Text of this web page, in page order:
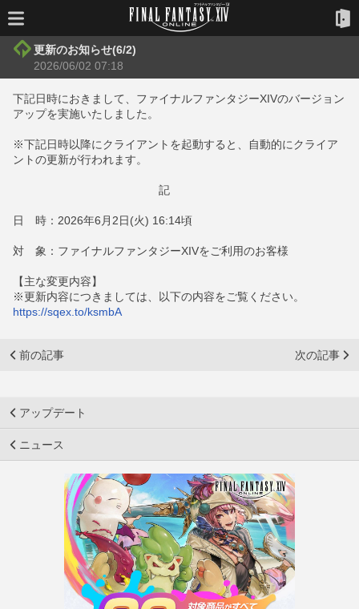
更新のお知らせ(6/2)
2026/06/02 07:18
下記日時におきまして、ファイナルファンタジーXIVのバージョン
アップを実施いたしました。
※下記日時以降にクライアントを起動すると、自動的にクライア
ントの更新が行われます。
記
日 時：2026年6月2日(火) 16:14頃
対 象：ファイナルファンタジーXIVをご利用のお客様
【主な変更内容】
※更新内容につきましては、以下の内容をご覧ください。
https://sqex.to/ksmbA
前の記事 次の記事
アップデート
ニュース